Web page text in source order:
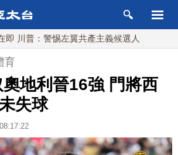
：警惕左翼共產主義候選人
育
地利晉16強 門將西
失球